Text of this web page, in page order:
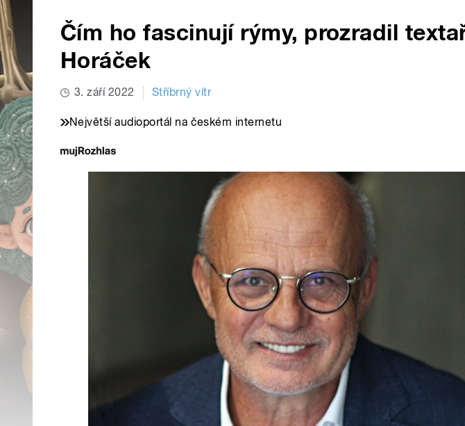
Čím ho fascinují rýmy, prozradil
Horáček
3. září 2022 Stříbrný vítr
Největší audioportál na českém internetu